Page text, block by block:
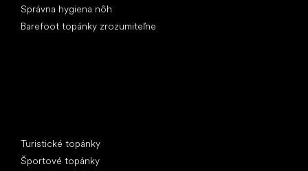
Správna hygiena nôh
Barefoot topánky zrozumiteľne
Turistické topánky
Športové topánky